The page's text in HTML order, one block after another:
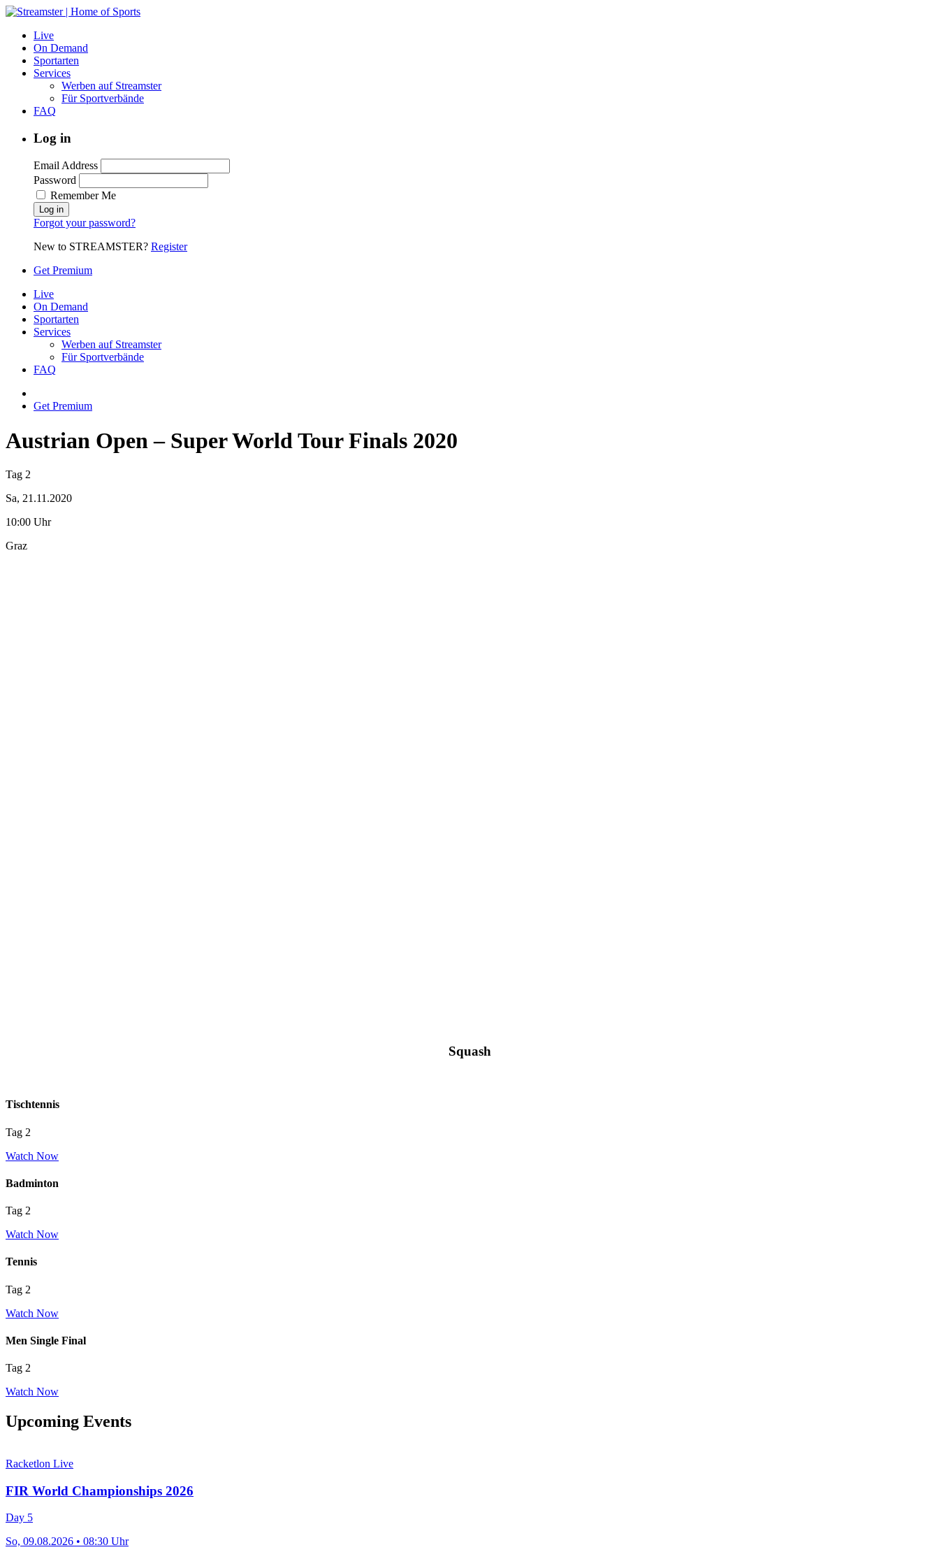
Live
On Demand
Sportarten
Services
Werben auf Streamster
Für Sportverbände
FAQ
Log in
Email Address
Password
Remember Me
Forgot your password?
New to STREAMSTER? Register
Get Premium
Live
On Demand
Sportarten
Services
Werben auf Streamster
Für Sportverbände
FAQ
Get Premium
Austrian Open – Super World Tour Finals 2020
Tag 2
Sa, 21.11.2020
10:00 Uhr
Graz
Squash
Tischtennis
Tag 2
Watch Now
Badminton
Tag 2
Watch Now
Tennis
Tag 2
Watch Now
Men Single Final
Tag 2
Watch Now
Upcoming Events
Racketlon Live
FIR World Championships 2026
Day 5
So, 09.08.2026 • 08:30 Uhr